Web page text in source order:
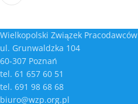
Wielkopolski Związek Pracodawców
ul. Grunwaldzka 104
60-307 Poznań
tel. 61 657 60 51
tel. 691 98 68 68
biuro@wzp.org.pl